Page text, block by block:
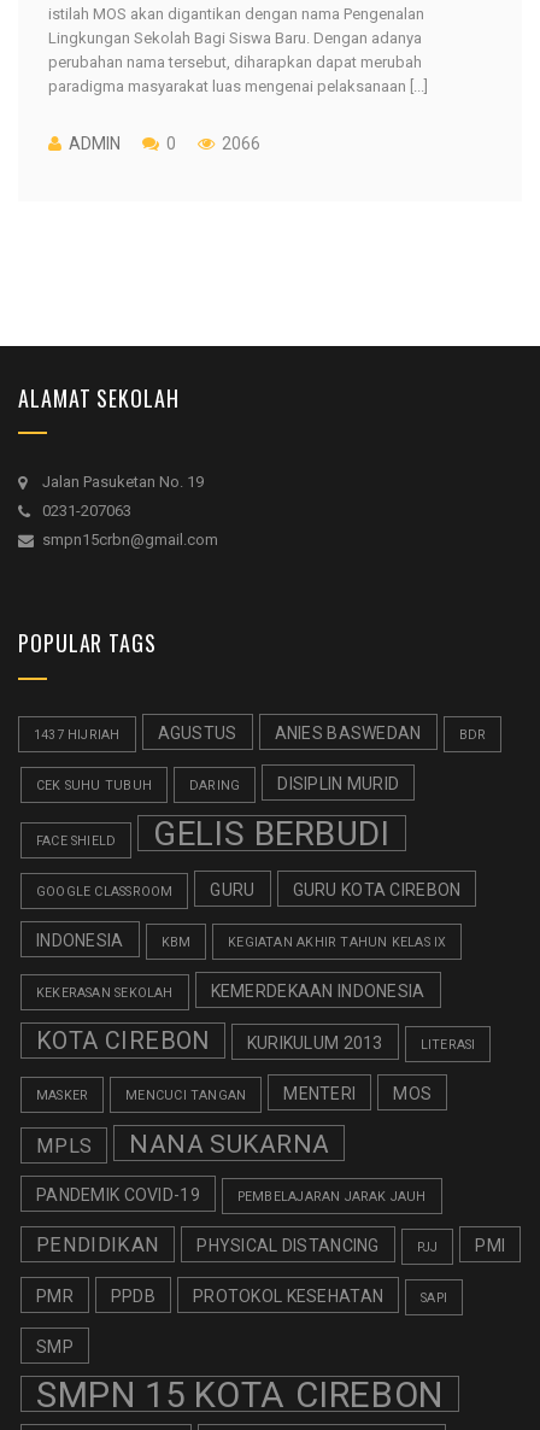
istilah MOS akan digantikan dengan nama Pengenalan
Lingkungan Sekolah Bagi Siswa Baru. Dengan adanya
perubahan nama tersebut, diharapkan dapat merubah
paradigma masyarakat luas mengenai pelaksanaan [...]
ADMIN 0 2066
ALAMAT SEKOLAH
Jalan Pasuketan No. 19
0231-207063
smpn15crbn@gmail.com
POPULAR TAGS
1437 HIJRIAH AGUSTUS ANIES BASWEDAN BDR
CEK SUHU TUBUH DARING DISIPLIN MURID
FACE SHIELD GELIS BERBUDI
GOOGLE CLASSROOM GURU GURU KOTA CIREBON
INDONESIA KBM KEGIATAN AKHIR TAHUN KELAS IX
KEKERASAN SEKOLAH KEMERDEKAAN INDONESIA
KOTA CIREBON KURIKULUM 2013 LITERASI
MASKER MENCUCI TANGAN MENTERI MOS
MPLS NANA SUKARNA
PANDEMIK COVID-19 PEMBELAJARAN JARAK JAUH
PENDIDIKAN PHYSICAL DISTANCING PJJ PMI
PMR PPDB PROTOKOL KESEHATAN SAPI
SMP
SMPN 15 KOTA CIREBON